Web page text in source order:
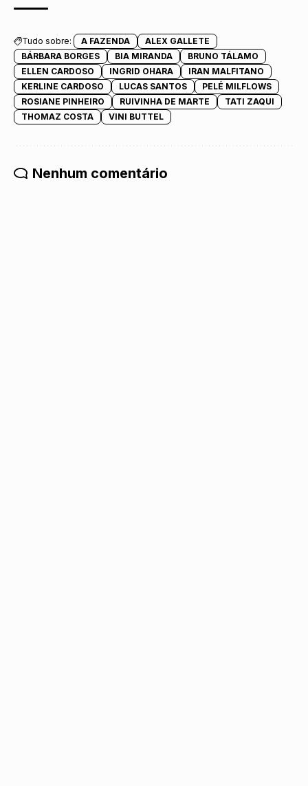
Tudo sobre: A FAZENDA
ALEX GALLETE
BÁRBARA BORGES
BIA MIRANDA
BRUNO TÁLAMO
ELLEN CARDOSO
INGRID OHARA
IRAN MALFITANO
KERLINE CARDOSO
LUCAS SANTOS
PELÉ MILFLOWS
ROSIANE PINHEIRO
RUIVINHA DE MARTE
TATI ZAQUI
THOMAZ COSTA
VINI BUTTEL
Nenhum comentário